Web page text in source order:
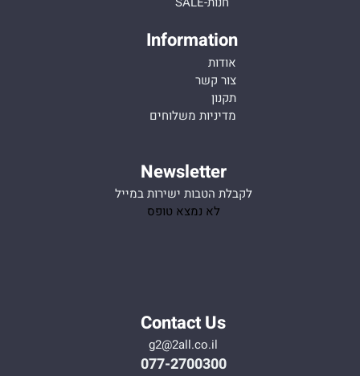
Information
אודות
צור קשר
תקנון
מדיניות משלוחים
Newsletter
לקבלת הטבות ישירות במייל
לא נמצא טופס
Contact Us
g2@2all.co.il
077-2700300